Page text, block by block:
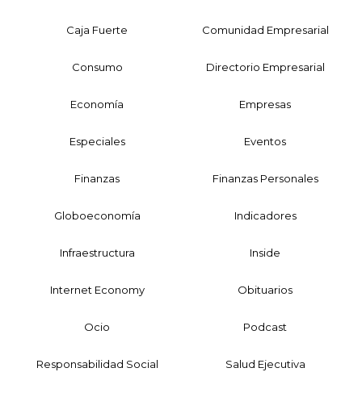
Caja Fuerte Comunidad Empresarial
Consumo Directorio Empresarial
Economía Empresas
Especiales Eventos
Finanzas Finanzas Personales
Globoeconomía Indicadores
Infraestructura Inside
Internet Economy Obituarios
Ocio Podcast
Responsabilidad Social Salud Ejecutiva